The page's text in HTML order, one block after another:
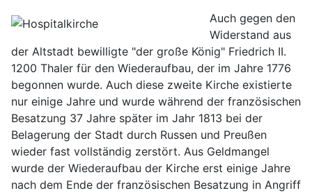
Auch gegen den
Widerstand aus
der Altstadt bewilligte "der große König" Friedrich II.
1200 Thaler für den Wiederaufbau, der im Jahre 1776
begonnen wurde. Auch diese zweite Kirche existierte
nur einige Jahre und wurde während der französischen
Besatzung 37 Jahre später im Jahr 1813 bei der
Belagerung der Stadt durch Russen und Preußen
wieder fast vollständig zerstört. Aus Geldmangel
wurde der Wiederaufbau der Kirche erst einige Jahre
nach dem Ende der französischen Besatzung in Angriff